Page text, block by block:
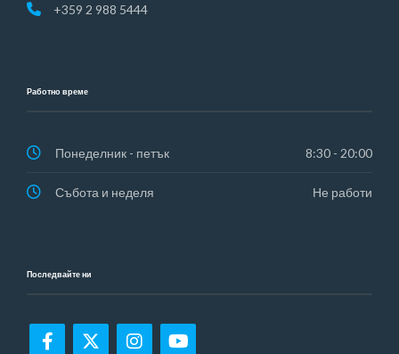
+359 2 988 5444
Работно време
Понеделник - петък 8:30 - 20:00
Събота и неделя Не работи
Последвайте ни